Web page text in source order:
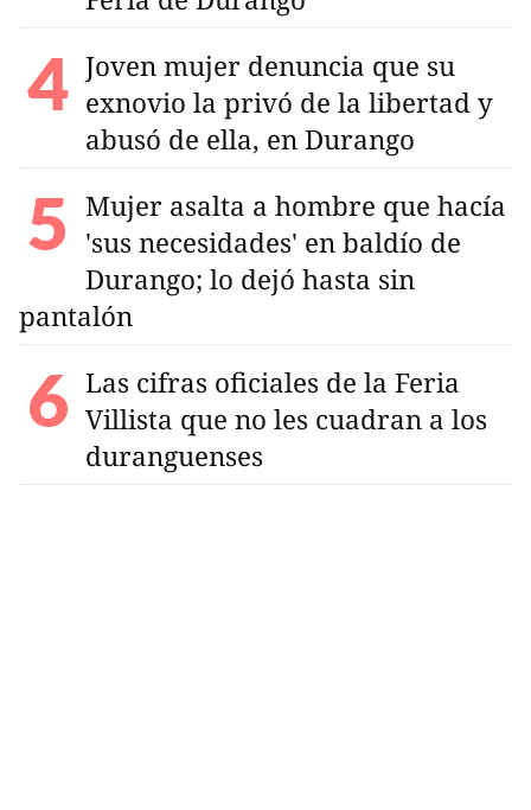
Joven mujer denuncia que su
exnovio la privó de la libertad y
abusó de ella, en Durango
Mujer asalta a hombre que hacía
'sus necesidades' en baldío de
Durango; lo dejó hasta sin
pantalón
Las cifras oficiales de la Feria
Villista que no les cuadran a los
duranguenses